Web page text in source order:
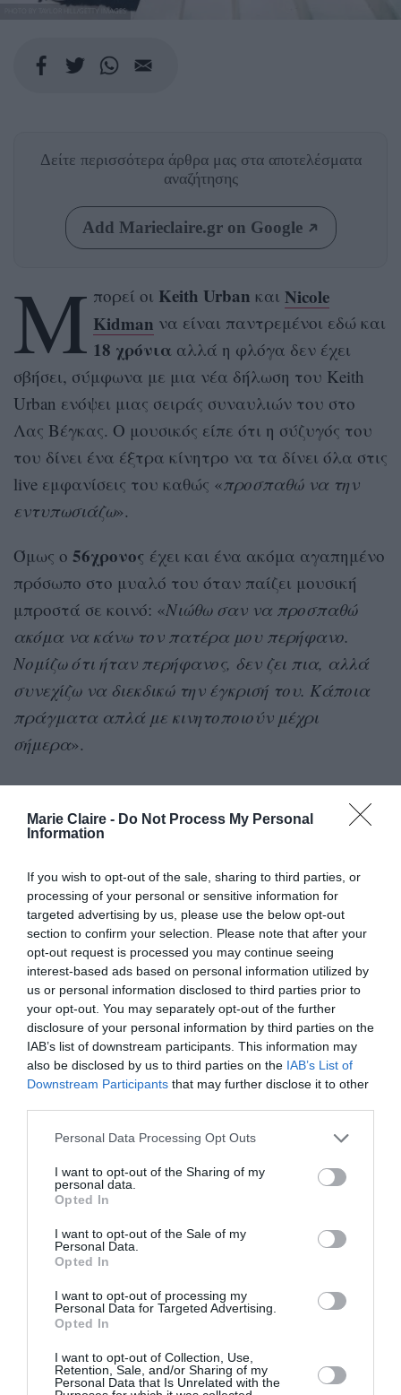
Marie Claire - Do Not Process My Personal
Information
If you wish to opt-out of the sale, sharing to third parties, or
processing of your personal or sensitive information for
targeted advertising by us, please use the below opt-out
section to confirm your selection. Please note that after your
opt-out request is processed you may continue seeing
interest-based ads based on personal information utilized by
us or personal information disclosed to third parties prior to
your opt-out. You may separately opt-out of the further
disclosure of your personal information by third parties on the
IAB’s list of downstream participants. This information may
also be disclosed by us to third parties on the IAB’s List of
Downstream Participants that may further disclose it to other
Personal Data Processing Opt Outs
I want to opt-out of the Sharing of my
personal data.
Opted In
I want to opt-out of the Sale of my
Personal Data.
Opted In
I want to opt-out of processing my
Personal Data for Targeted Advertising.
Opted In
I want to opt-out of Collection, Use,
Retention, Sale, and/or Sharing of my
Personal Data that Is Unrelated with the
PHOTO BY TAYLOR HILL/GETTY IMAGES
Δείτε περισσότερα άρθρα μας στα αποτελέσματα
αναζήτησης
Add Marieclaire.gr on Google
Μ πορεί οι Keith Urban και Nicole
Kidman να είναι παντρεμένοι εδώ και
18 χρόνιααλλά η φλόγα δεν έχει
σβήσει, σύμφωνα με μια νέα δήλωση του Keith
Urban ενόψει μιας σειράς συναυλιών του στο
Λας Βέγκας. Ο μουσικός είπε ότι η σύζυγός του
του δίνει ένα έξτρα κίνητρο να τα δίνει όλα στις
live εμφανίσεις του καθώς «προσπαθώ να την
εντυπωσιάζω».
Όμως ο 56χρονος έχει και ένα ακόμα αγαπημένο
πρόσωπο στο μυαλό του όταν παίζει μουσική
μπροστά σε κοινό: «Νιώθω σαν να προσπαθώ
ακόμα να κάνω τον πατέρα μου περήφανο.
Νομίζω ότι ήταν περήφανος, δεν ζει πια, αλλά
συνεχίζω να διεκδικώ την έγκρισή του. Κάποια
πράγματα απλά με κινητοποιούν μέχρι
σήμερα».
δίνει ένα έξτρα κίνητρο να τα δίνει
όλα στις live εμφανίσεις του καθώς
«προσπαθώ να την εντυπωσιάζω ».
Το ζευγάρι έχει αποκτήσει δύο κόρες, τις
Sunday,15 ετών,καιFaith,13 ετών, και
μοιράζεται συχνά στιγμές τρυφερότητας στα
social media.
Πριν από λίγες μέρες έκανε μια εντυπωσιακή
εμφάνιση στοMet Gala, που επέστρεψε την
dress code «Ο Κήπος του Χρόνου» και πολλές
εντυπωσιακές εμφανίσεις εμπνευσμένες από το
θέμα της έκθεσης του Μητροπολιτικού
Ινστιτούτου Κοστουμιού, «Ωραίες
Κοιμώμενες: Το Ξύπνημα της Μόδας
».
H Nicole Kidman θύμιζεκύκνομέσα στην
ασπρόμαυρη τουαλέτα της από τον οίκο
Balenciaga, που δημιουργήθηκε με βάση ένα
πατρόν του1951. H ηθοποιός δήλωσε στο μπεζ